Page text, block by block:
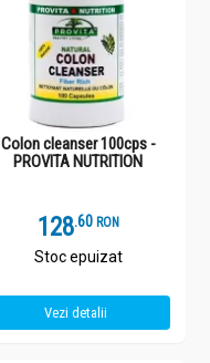
Colon cleanser 100cps -
PROVITA NUTRITION
128.6 RON
Stoc epuizat
Vezi detalii